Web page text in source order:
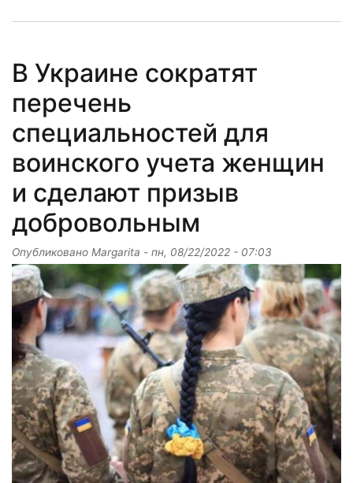
В Украине сократят
перечень
специальностей для
воинского учета женщин
и сделают призыв
добровольным
Опубликовано Margarita - пн, 08/22/2022 - 07:03